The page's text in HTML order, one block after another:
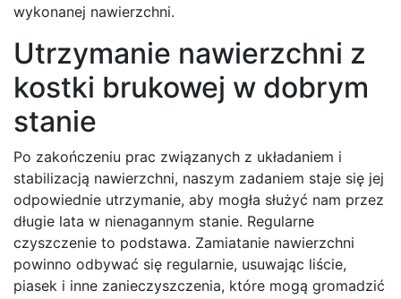
wykonanej nawierzchni.
Utrzymanie nawierzchni z
kostki brukowej w dobrym
stanie
Po zakończeniu prac związanych z układaniem i
stabilizacją nawierzchni, naszym zadaniem staje się jej
odpowiednie utrzymanie, aby mogła służyć nam przez
długie lata w nienagannym stanie. Regularne
czyszczenie to podstawa. Zamiatanie nawierzchni
powinno odbywać się regularnie, usuwając liście,
piasek i inne zanieczyszczenia, które mogą gromadzić